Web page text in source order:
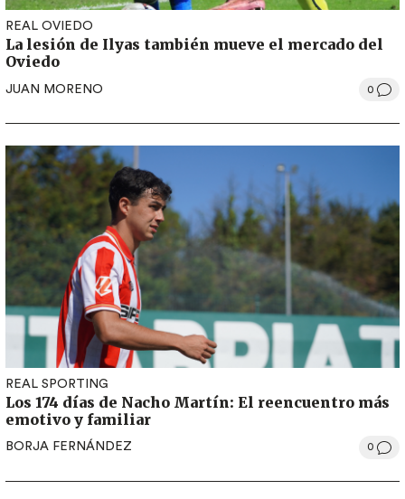
REAL OVIEDO
La lesión de Ilyas también mueve el mercado del
Oviedo
JUAN MORENO 0
REAL SPORTING
Los 174 días de Nacho Martín: El reencuentro más
emotivo y familiar
BORJA FERNÁNDEZ 0